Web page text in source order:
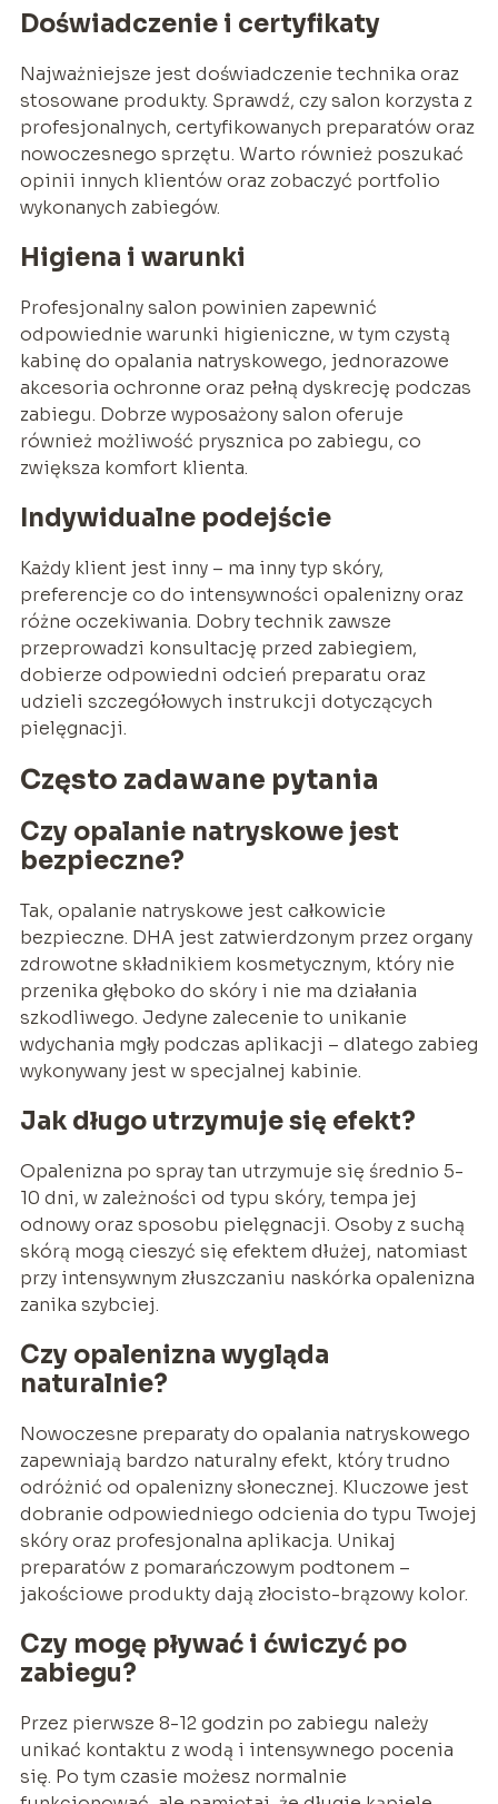
Doświadczenie i certyfikaty
Najważniejsze jest doświadczenie technika oraz
stosowane produkty. Sprawdź, czy salon korzysta z
profesjonalnych, certyfikowanych preparatów oraz
nowoczesnego sprzętu. Warto również poszukać
opinii innych klientów oraz zobaczyć portfolio
wykonanych zabiegów.
Higiena i warunki
Profesjonalny salon powinien zapewnić
odpowiednie warunki higieniczne, w tym czystą
kabinę do opalania natryskowego, jednorazowe
akcesoria ochronne oraz pełną dyskrecję podczas
zabiegu. Dobrze wyposażony salon oferuje
również możliwość prysznica po zabiegu, co
zwiększa komfort klienta.
Indywidualne podejście
Każdy klient jest inny – ma inny typ skóry,
preferencje co do intensywności opalenizny oraz
różne oczekiwania. Dobry technik zawsze
przeprowadzi konsultację przed zabiegiem,
dobierze odpowiedni odcień preparatu oraz
udzieli szczegółowych instrukcji dotyczących
pielęgnacji.
Często zadawane pytania
Czy opalanie natryskowe jest
bezpieczne?
Tak, opalanie natryskowe jest całkowicie
bezpieczne. DHA jest zatwierdzonym przez organy
zdrowotne składnikiem kosmetycznym, który nie
przenika głęboko do skóry i nie ma działania
szkodliwego. Jedyne zalecenie to unikanie
wdychania mgły podczas aplikacji – dlatego zabieg
wykonywany jest w specjalnej kabinie.
Jak długo utrzymuje się efekt?
Opalenizna po spray tan utrzymuje się średnio 5-
10 dni, w zależności od typu skóry, tempa jej
odnowy oraz sposobu pielęgnacji. Osoby z suchą
skórą mogą cieszyć się efektem dłużej, natomiast
przy intensywnym złuszczaniu naskórka opalenizna
zanika szybciej.
Czy opalenizna wygląda
naturalnie?
Nowoczesne preparaty do opalania natryskowego
zapewniają bardzo naturalny efekt, który trudno
odróżnić od opalenizny słonecznej. Kluczowe jest
dobranie odpowiedniego odcienia do typu Twojej
skóry oraz profesjonalna aplikacja. Unikaj
preparatów z pomarańczowym podtonem –
jakościowe produkty dają złocisto-brązowy kolor.
Czy mogę pływać i ćwiczyć po
zabiegu?
Przez pierwsze 8-12 godzin po zabiegu należy
unikać kontaktu z wodą i intensywnego pocenia
się. Po tym czasie możesz normalnie